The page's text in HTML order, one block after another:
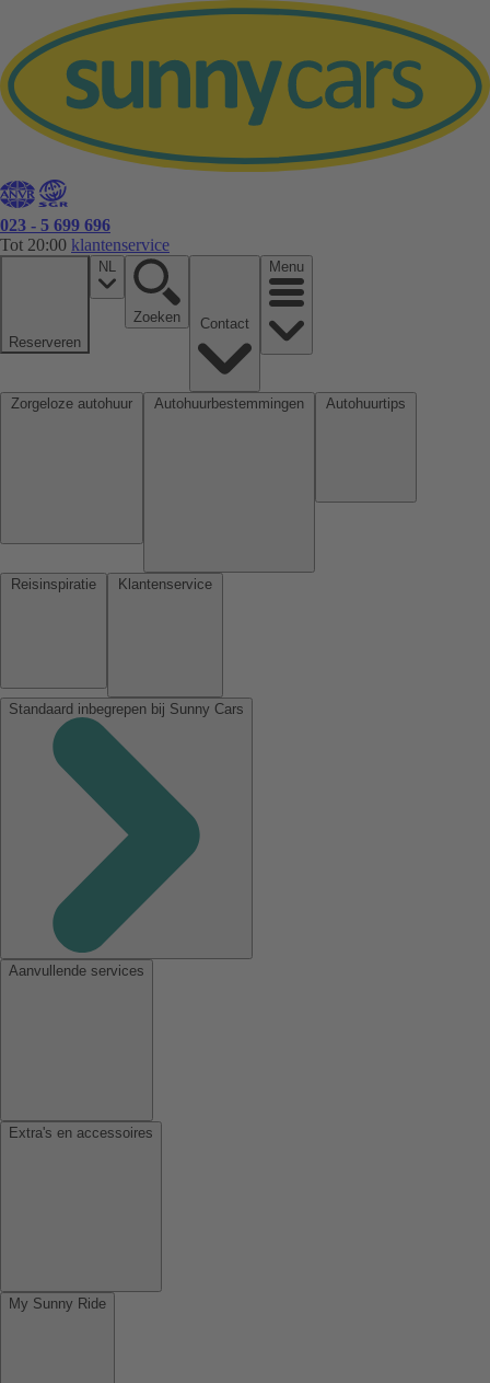
023 - 5 699 696
Tot 20:00 klantenservice
Reserveren
NL
Zoeken
Menu
Standaard inbegrepen bij Sunny Cars
Aanvullende services
Extra's en accessoires
My Sunny Ride